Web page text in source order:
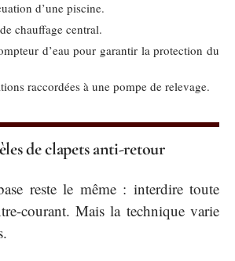
d’une piscine.
chauffage central.
d’eau pour garantir la protection du
raccordées à une pompe de relevage.
de clapets anti-retour
reste le même : interdire toute
courant. Mais la technique varie